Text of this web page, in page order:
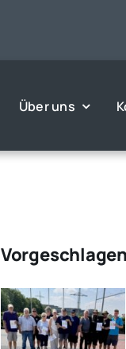
Über uns